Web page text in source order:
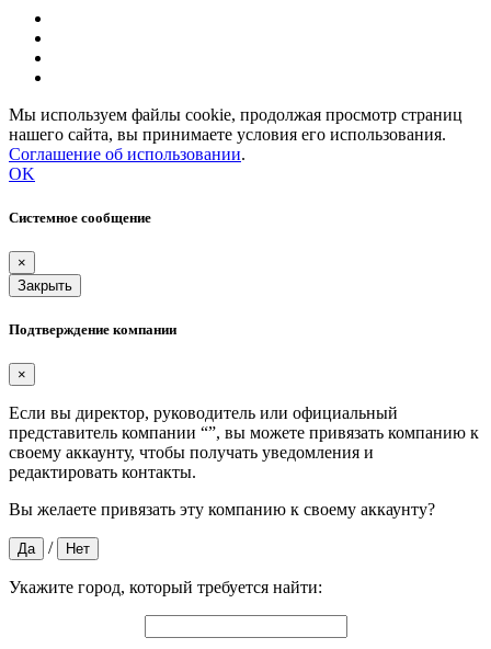
Мы используем файлы cookie, продолжая просмотр страниц
нашего сайта, вы принимаете условия его использования.
Соглашение об использовании.
OK
Системное сообщение
×
Закрыть
Подтверждение компании
×
Если вы директор, руководитель или официальный
представитель компании “”, вы можете привязать компанию к
своему аккаунту, чтобы получать уведомления и
редактировать контакты.
Вы желаете привязать эту компанию к своему аккаунту?
Да / Нет
Укажите город, который требуется найти: